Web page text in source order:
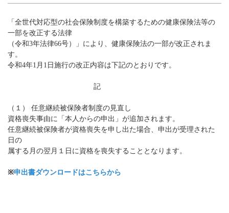
「全世代対応型の社会保険制度を構築するための健康保険法等の
一部を改正する法律
（令和3年法律66号）」により、健康保険法の一部が改正されま
す。
令和4年1月1日施行の改正内容は下記のとおりです。
記
（１） 任意継続被保険者制度の見直し
資格喪失事由に「本人からの申出」が追加されます。
任意継続被保険者が資格喪失を申し出た場合、申出が受理された
日の
属する月の翌月１日に資格を喪失することとなります。
※申出書ダウンロードはこちらから